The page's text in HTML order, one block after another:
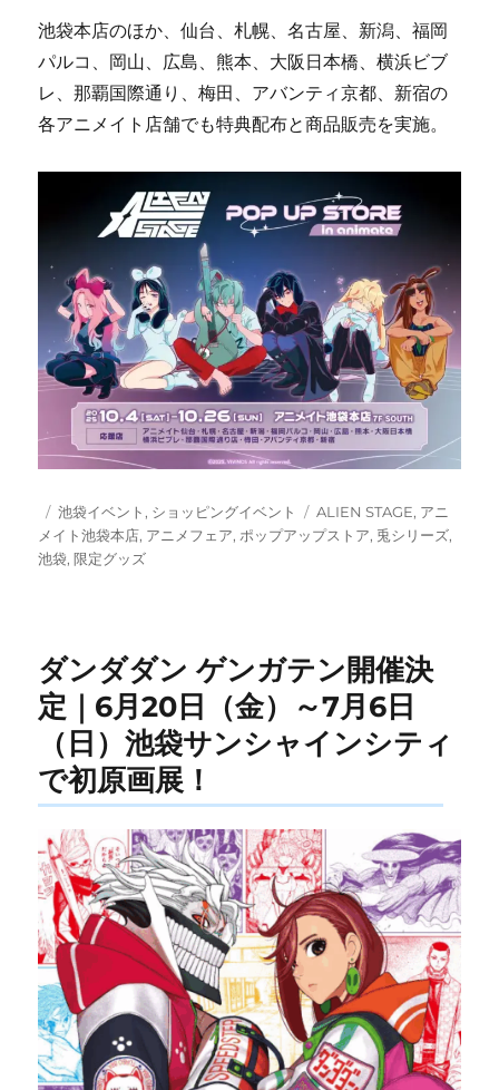
池袋本店のほか、仙台、札幌、名古屋、新潟、福岡
パルコ、岡山、広島、熊本、大阪日本橋、横浜ビブ
レ、那覇国際通り、梅田、アバンティ京都、新宿の
各アニメイト店舗でも特典配布と商品販売を実施。
投
稿
日:
カ
テ
ゴ
池袋イベント, ショッピングイベント
タ
グ
ALIEN STAGE, アニ
メイト池袋本店, アニメフェア,ポップアップストア, 兎シリーズ,
池袋,限定グッズ
ダンダダン ゲンガテン開催決
定｜6月20日（金）～7月6日
（日）池袋サンシャインシティ
で初原画展！